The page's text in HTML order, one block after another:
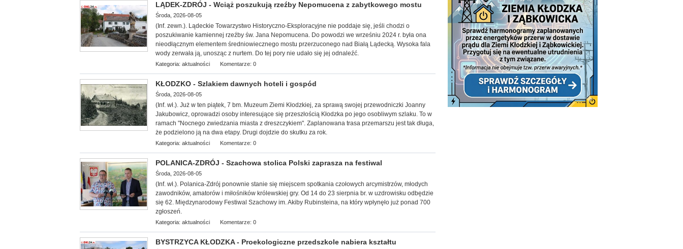
LĄDEK-ZDRÓJ - Wciąż poszukują rzeźby Nepomucena z zabytkowego mostu
Środa, 2026-08-05
(Inf. zewn.). Lądeckie Towarzystwo Historyczno-Eksploracyjne nie poddaje się, jeśli chodzi o
poszukiwanie kamiennej rzeźby św. Jana Nepomucena. Do powodzi we wrześniu 2024 r. była ona
nieodłącznym elementem średniowiecznego mostu przerzuconego nad Białą Lądecką. Wysoka fala
wody zerwała ją, unosząc z nurtem. Do tej pory nie udało się jej odnaleźć.
Kategoria: aktualności Komentarze: 0
KŁODZKO - Szlakiem dawnych hoteli i gospód
Środa, 2026-08-05
(Inf. wł.). Już w ten piątek, 7 bm. Muzeum Ziemi Kłodzkiej, za sprawą swojej przewodniczki Joanny
Jakubowicz, oprowadzi osoby interesujące się przeszłością Kłodzka po jego osobliwym szlaku. To w
ramach "Nocnego zwiedzania miasta z dreszczykiem". Zaplanowana trasa przemarszu jest tak długa,
że podzielono ją na dwa etapy. Drugi dojdzie do skutku za rok.
Kategoria: aktualności Komentarze: 0
POLANICA-ZDRÓJ - Szachowa stolica Polski zaprasza na festiwal
Środa, 2026-08-05
(Inf. wł.). Polanica-Zdrój ponownie stanie się miejscem spotkania czołowych arcymistrzów, młodych
zawodników, amatorów i miłośników królewskiej gry. Od 14 do 23 sierpnia br. w uzdrowisku odbędzie
się 62. Międzynarodowy Festiwal Szachowy im. Akiby Rubinsteina, na który wpłynęło już ponad 700
zgłoszeń.
Kategoria: aktualności Komentarze: 0
BYSTRZYCA KŁODZKA - Proekologiczne przedszkole nabiera kształtu